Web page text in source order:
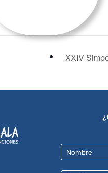
XXIV
Contact
Us